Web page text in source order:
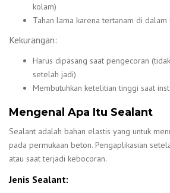
kolam)
Tahan lama karena tertanam di dalam
Kekurangan:
Harus dipasang saat pengecoran
setelah jadi)
Membutuhkan ketelitian tinggi saat
Mengenal Apa Itu Sealant
Sealant adalah bahan elastis yang untuk
pada permukaan beton. Pengaplikasian
atau saat terjadi kebocoran.
Jenis Sealant: